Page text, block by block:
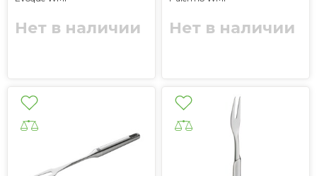
Нет в наличии Нет в наличии